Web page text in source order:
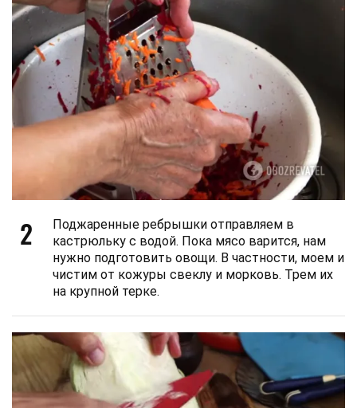
2
Поджаренные ребрышки отправляем в
кастрюльку с водой. Пока мясо варится, нам
нужно подготовить овощи. В частности, моем и
чистим от кожуры свеклу и морковь. Трем их
на крупной терке.